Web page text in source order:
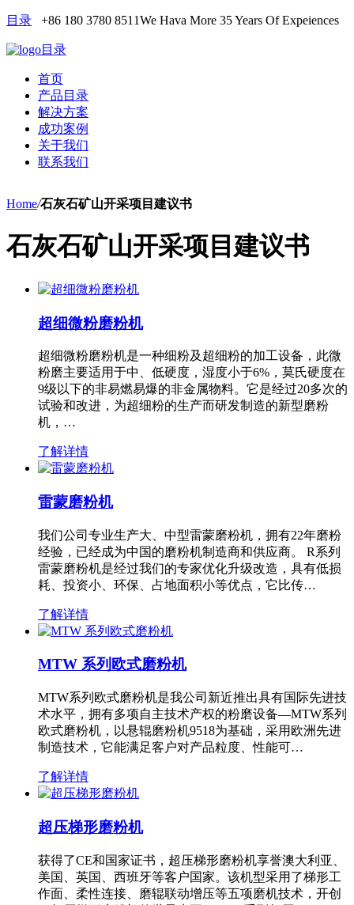
目录 +86 180 3780 8511We Hava More 35 Years Of Expeiences
目录
首页
产品目录
解决方案
成功案例
关于我们
联系我们
Home/石灰石矿山开采项目建议书
石灰石矿山开采项目建议书
超细微粉磨粉机
超细微粉磨粉机是一种细粉及超细粉的加工设备，此微
粉磨主要适用于中、低硬度，湿度小于6%，莫氏硬度在
9级以下的非易燃易爆的非金属物料。它是经过20多次的
试验和改进，为超细粉的生产而研发制造的新型磨粉
机，…
了解详情
雷蒙磨粉机
我们公司专业生产大、中型雷蒙磨粉机，拥有22年磨粉
经验，已经成为中国的磨粉机制造商和供应商。 R系列
雷蒙磨粉机是经过我们的专家优化升级改造，具有低损
耗、投资小、环保、占地面积小等优点，它比传…
了解详情
MTW 系列欧式磨粉机
MTW系列欧式磨粉机是我公司新近推出具有国际先进技
术水平，拥有多项自主技术产权的粉磨设备—MTW系列
欧式磨粉机，以悬辊磨粉机9518为基础，采用欧洲先进
制造技术，它能满足客户对产品粒度、性能可…
了解详情
超压梯形磨粉机
获得了CE和国家证书，超压梯形磨粉机享誉澳大利亚、
美国、英国、西班牙等客户国家。该机型采用了梯形工
作面、柔性连接、磨辊联动增压等五项磨机技术，开创